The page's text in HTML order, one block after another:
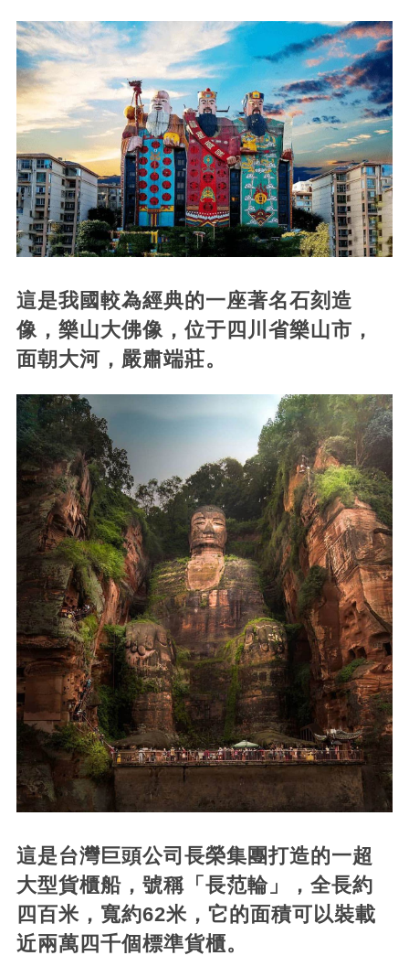
這是我國較為經典的一座著名石刻造
像，樂山大佛像，位于四川省樂山市，
面朝大河，嚴肅端莊。
這是台灣巨頭公司長榮集團打造的一超
大型貨櫃船，號稱「長范輪」，全長約
四百米，寬約62米，它的面積可以裝載
近兩萬四千個標準貨櫃。